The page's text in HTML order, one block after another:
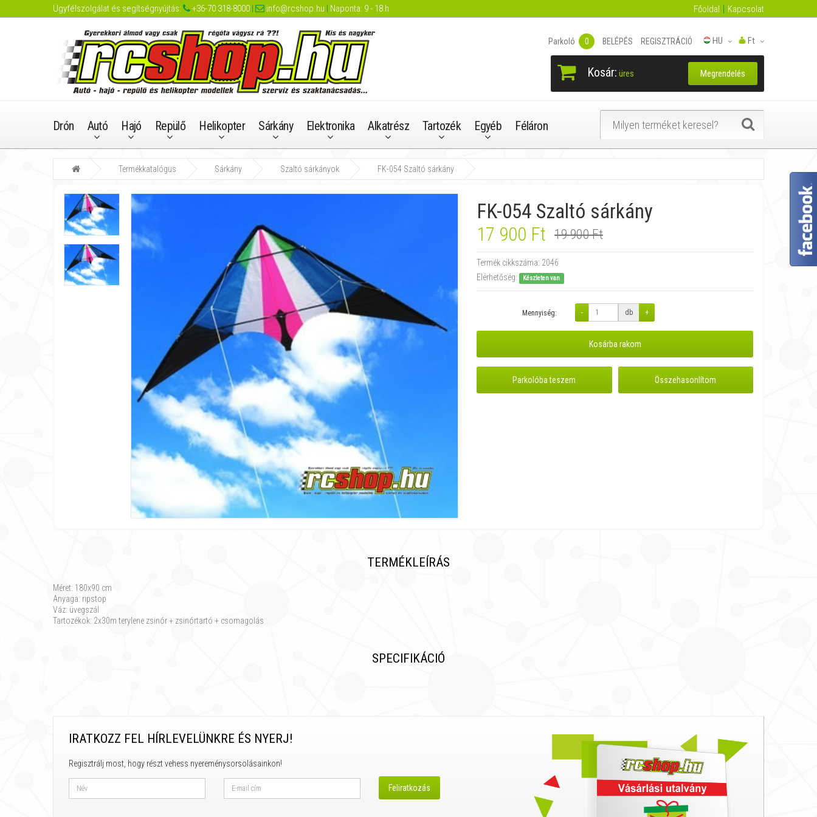
Ügyfélszolgálat és segítségnyújtás: +36-70 318-8000 | info@rcshop.hu | Naponta: 9 - 18 h Főoldal Kapcsolat
Ft
HU
Parkoló 0 BELÉPÉS REGISZTRÁCIÓ
Kosár: üres Megrendelés
Drón Autó Hajó Repülő Helikopter Sárkány Elektronika Alkatrész Tartozék Egyéb Féláron
Termékkatalógus Sárkány Szaltó sárkányok FK-054 Szaltó sárkány
FK-054 Szaltó sárkány
17 900 Ft 19 900 Ft
Termék cikkszáma: 2046
Elérhetőség:
Készleten van
Mennyiség: - db +
Kosárba rakom
Parkolóba teszem Összehasonlítom
TERMÉKLEÍRÁS
Méret: 180x90 cm
Anyaga: ripstop
Váz: üvegszál
Tartozékok: 2x30m terylene zsinór + zsinórtartó + csomagolás
SPECIFIKÁCIÓ
IRATKOZZ FEL HÍRLEVELÜNKRE ÉS NYERJ!
Regisztrálj most, hogy részt vehess nyereménysorsolásainkon!